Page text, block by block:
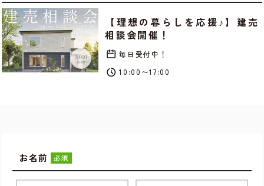
【理想の暮らしを応援♪】建売
相談会開催！
毎日受付中！
10:00〜17:00
お名前 必須